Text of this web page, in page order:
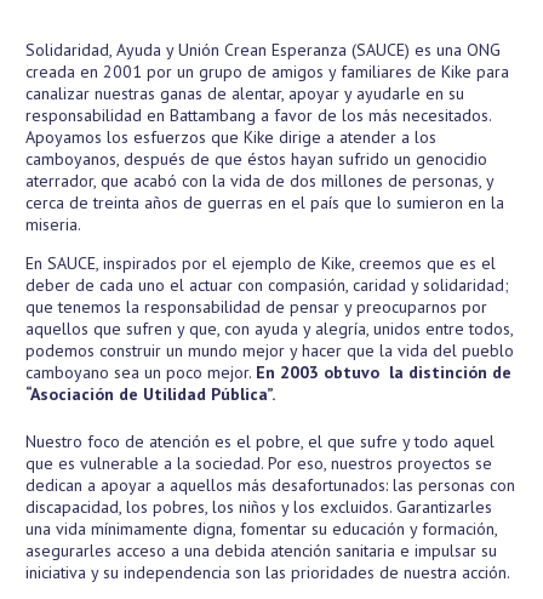
Solidaridad, Ayuda y Unión Crean Esperanza (SAUCE) es una ONG
creada en 2001 por un grupo de amigos y familiares de Kike para
canalizar nuestras ganas de alentar, apoyar y ayudarle en su
responsabilidad en Battambang a favor de los más necesitados.
Apoyamos los esfuerzos que Kike dirige a atender a los
camboyanos, después de que éstos hayan sufrido un genocidio
aterrador, que acabó con la vida de dos millones de personas, y
cerca de treinta años de guerras en el país que lo sumieron en la
miseria.
En SAUCE, inspirados por el ejemplo de Kike, creemos que es el
deber de cada uno el actuar con compasión, caridad y solidaridad;
que tenemos la responsabilidad de pensar y preocuparnos por
aquellos que sufren y que, con ayuda y alegría, unidos entre todos,
podemos construir un mundo mejor y hacer que la vida del pueblo
camboyano sea un poco mejor. En 2003 obtuvo la distinción de
“Asociación de Utilidad Pública”.
Nuestro foco de atención es el pobre, el que sufre y todo aquel
que es vulnerable a la sociedad. Por eso, nuestros proyectos se
dedican a apoyar a aquellos más desafortunados: las personas con
discapacidad, los pobres, los niños y los excluidos. Garantizarles
una vida mínimamente digna, fomentar su educación y formación,
asegurarles acceso a una debida atención sanitaria e impulsar su
iniciativa y su independencia son las prioridades de nuestra acción.